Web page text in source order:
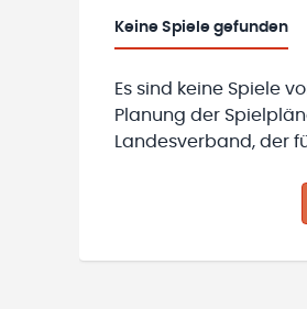
Keine Spiele gefunden
Es sind keine Spiele
Planung der
Landesverband, der